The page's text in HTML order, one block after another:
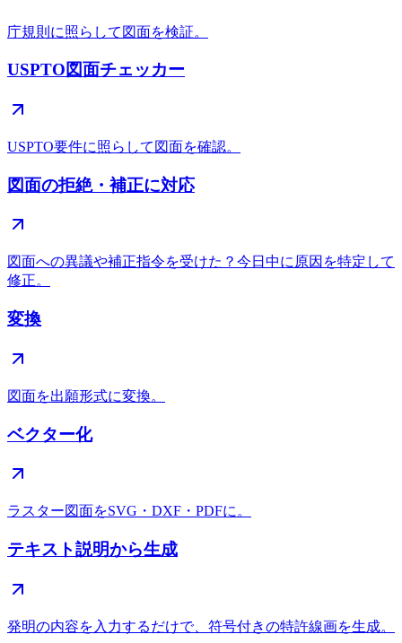
庁規則に照らして図面を検証。
USPTO図面チェッカー
USPTO要件に照らして図面を確認。
図面の拒絶・補正に対応
図面への異議や補正指令を受けた？今日中に原因を特定して
修正。
変換
図面を出願形式に変換。
ベクター化
ラスター図面をSVG・DXF・PDFに。
テキスト説明から生成
発明の内容を入力するだけで、符号付きの特許線画を生成。